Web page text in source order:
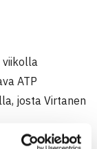
viikolla
ATP
josta Virtanen
arvottu